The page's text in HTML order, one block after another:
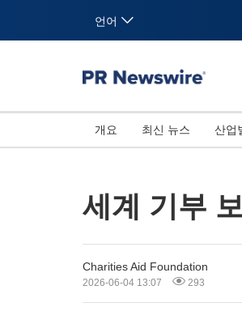
언어
개요 최신 뉴스 산업
세계 기부
Charities Aid Foundation
2026-06-04 13:07 293